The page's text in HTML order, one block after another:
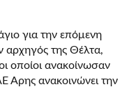
για την επόμενη
αρχηγός της Θέλτα,
οποίοι ανακοίνωσαν
Άρης ανακοινώνει την